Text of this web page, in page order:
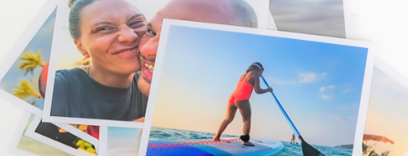
Ваш регион доставки
Выберите из списка: